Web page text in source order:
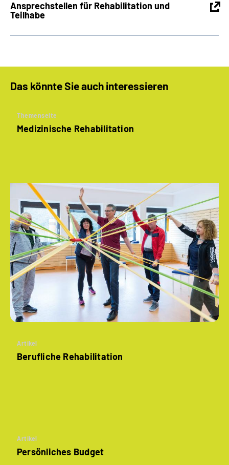
Ansprechstellen für Rehabilitation und
Teilhabe
Das könnte Sie auch interessieren
Themenseite
Medizinische Rehabilitation
Artikel
Berufliche Rehabilitation
Artikel
Persönliches Budget